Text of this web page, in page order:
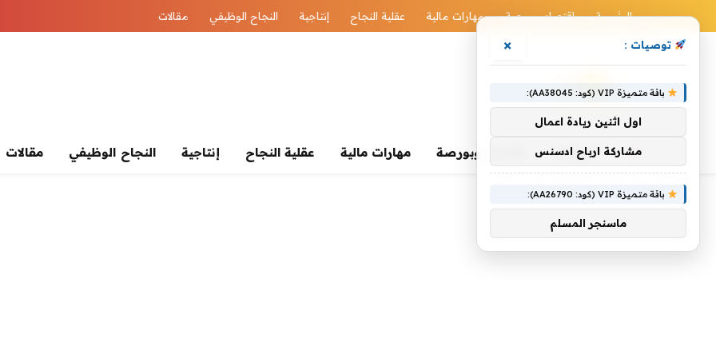
الرئيسية اقتصاد وبورصة مهارات مالية عقلية النجاح إنتاجية النجاح الوظيفي مقالات
الرئيسية اقتصاد وبورصة مهارات مالية عقلية النجاح إنتاجية النجاح الوظيفي مقالات
توصيات : ×
باقة متميزة VIP (كود: AA38045):
اول اثنين ريادة اعمال
مشاركة ارباح ادسنس
باقة متميزة VIP (كود: AA26790):
ماسنجر المسلم